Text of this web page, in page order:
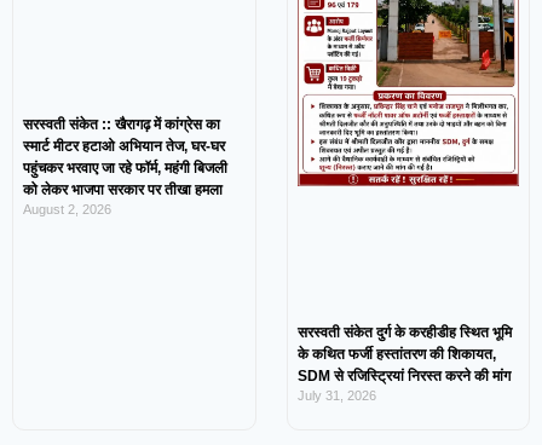
सरस्वती संकेत :: खैरागढ़ में कांग्रेस का
स्मार्ट मीटर हटाओ अभियान तेज, घर-घर
पहुंचकर भरवाए जा रहे फॉर्म, महंगी बिजली
को लेकर भाजपा सरकार पर तीखा हमला
August 2, 2026
सरस्वती संकेत दुर्ग के करहीडीह स्थित भूमि
के कथित फर्जी हस्तांतरण की शिकायत,
SDM से रजिस्ट्रियां निरस्त करने की मांग
July 31, 2026